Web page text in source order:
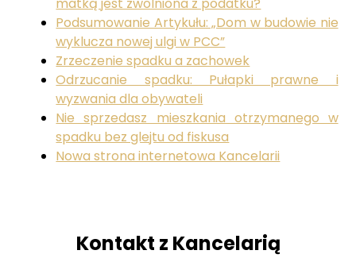
matką jest zwolniona z podatku?
Podsumowanie Artykułu: „Dom w budowie nie
wyklucza nowej ulgi w PCC”
Zrzeczenie spadku a zachowek
Odrzucanie spadku: Pułapki prawne i
wyzwania dla obywateli
Nie sprzedasz mieszkania otrzymanego w
spadku bez glejtu od fiskusa
Nowa strona internetowa Kancelarii
Kontakt z Kancelarią